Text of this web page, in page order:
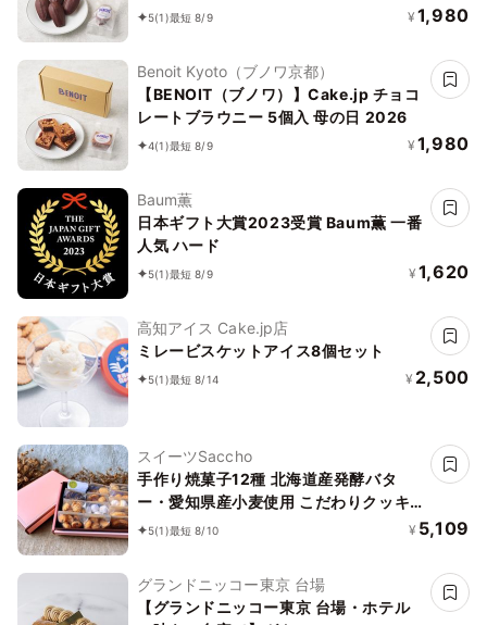
2026
5(1)最短 8/9 ¥ 1,980
Benoit Kyoto（ブノワ京都）
【BENOIT（ブノワ）】Cake.jp チョコ
レートブラウニー 5個入 母の日 2026
4(1)最短 8/9 ¥ 1,980
Baum薫
日本ギフト大賞2023受賞 Baum薫 一番
人気 ハード
5(1)最短 8/9 ¥ 1,620
高知アイス Cake.jp店
ミレービスケットアイス8個セット
5(1)最短 8/14 ¥ 2,500
スイーツSaccho
手作り焼菓子12種 北海道産発酵バタ
ー・愛知県産小麦使用 こだわりクッキ
ーギフト
5(1)最短 8/10 ¥ 5,109
グランドニッコー東京 台場
【グランドニッコー東京 台場・ホテル